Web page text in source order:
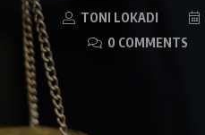
TONI LOKADI
0 COMMENTS